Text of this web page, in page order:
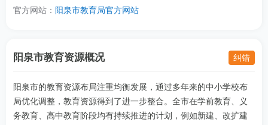
官方网站： 阳泉市教育局官方网站
阳泉市教育资源概况 纠错
阳泉市的教育资源布局注重均衡发展，通过多年来的中小学校布
局优化调整，教育资源得到了进一步整合。全市在学前教育、义
务教育、高中教育阶段均有持续推进的计划，例如新建、改扩建